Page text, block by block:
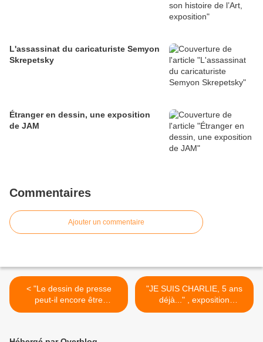
L'assassinat du caricaturiste Semyon
Skrepetsky
Étranger en dessin, une exposition
de JAM
Commentaires
Ajouter un commentaire
< "Le dessin de presse
peut-il encore être
satirique", Du Grain à
"JE SUIS CHARLIE, 5 ans
déjà..." , exposition
itinérante à imprimer >